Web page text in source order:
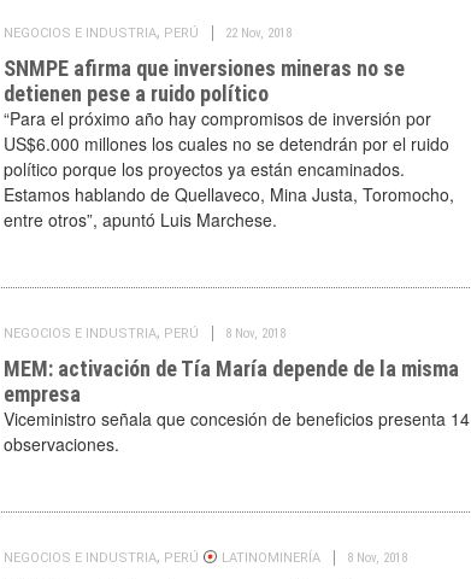
NEGOCIOS E INDUSTRIA, PERÚ 22 Nov, 2018
SNMPE afirma que inversiones mineras no se
detienen pese a ruido político
“Para el próximo año hay compromisos de inversión por
US$6.000 millones los cuales no se detendrán por el ruido
político porque los proyectos ya están encaminados.
Estamos hablando de Quellaveco, Mina Justa, Toromocho,
entre otros”, apuntó Luis Marchese.
NEGOCIOS E INDUSTRIA, PERÚ 8 Nov, 2018
MEM: activación de Tía María depende de la misma
empresa
Viceministro señala que concesión de beneficios presenta 14
observaciones.
NEGOCIOS E INDUSTRIA, PERÚ LATINOMINERÍA 8 Nov, 2018